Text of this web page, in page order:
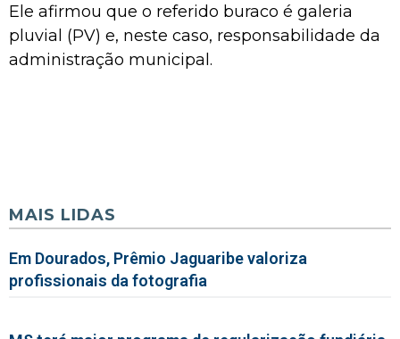
Ele afirmou que o referido buraco é galeria
pluvial (PV) e, neste caso, responsabilidade da
administração municipal.
MAIS LIDAS
Em Dourados, Prêmio Jaguaribe valoriza
profissionais da fotografia